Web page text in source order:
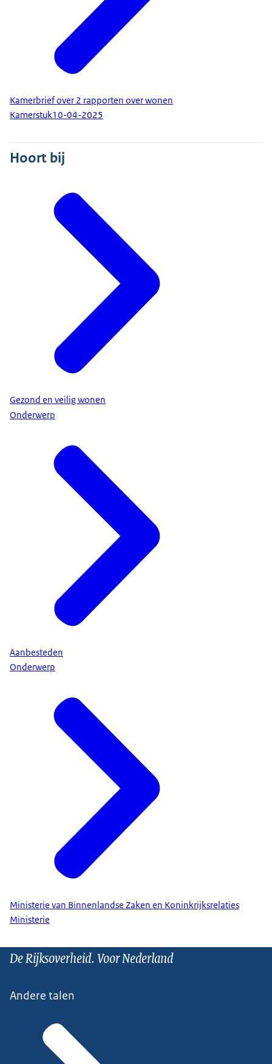
Kamerbrief over 2 rapporten over wonen
Kamerstuk10-04-2025
Hoort bij
Gezond en veilig wonen
Onderwerp
Aanbesteden
Onderwerp
Ministerie van Binnenlandse Zaken en Koninkrijksrelaties
Ministerie
De Rijksoverheid. Voor Nederland
Andere talen